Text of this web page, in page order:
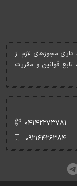
مجوزهای لازم از
قوانين و مقررات
۰۴۱۴۲۲۷۳۷۸۱
۰۹۲۱۶۴۲۶۳۸۴